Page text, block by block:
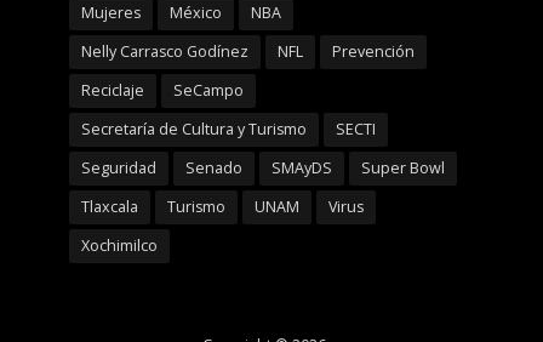
Mujeres
México
NBA
Nelly Carrasco Godínez
NFL
Prevención
Reciclaje
SeCampo
Secretaría de Cultura y Turismo
SECTI
Seguridad
Senado SMAyDS
Super Bowl
Tlaxcala
Turismo UNAM
Virus
Xochimilco